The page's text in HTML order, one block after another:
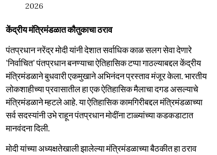
2026
केंद्रीय मंत्रिमंडळात कौतुकाचा ठराव
पंतप्रधान नरेंद्र मोदी यांनी देशात सर्वाधिक काळ सलग सेवा देणारे
'निर्वाचित' पंतप्रधान बनण्याचा ऐतिहासिक टप्पा गाठल्याबद्दल केंद्रीय
मंत्रिमंडळाने बुधवारी एकमुखाने अभिनंदन प्रस्ताव मंजूर केला. भारतीय
लोकशाहीच्या प्रवासातील हा एक ऐतिहासिक मैलाचा दगड असल्याचे
मंत्रिमंडळाने म्हटले आहे. या ऐतिहासिक कामगिरीबद्दल मंत्रिमंडळाच्या
सर्व सदस्यांनी उभे राहून पंतप्रधान मोदींना टाळ्यांच्या कडकडाटात
मानवंदना दिली.
मोदी यांच्या अध्यक्षतेखाली झालेल्या मंत्रिमंडळाच्या बैठकीत हा ठराव